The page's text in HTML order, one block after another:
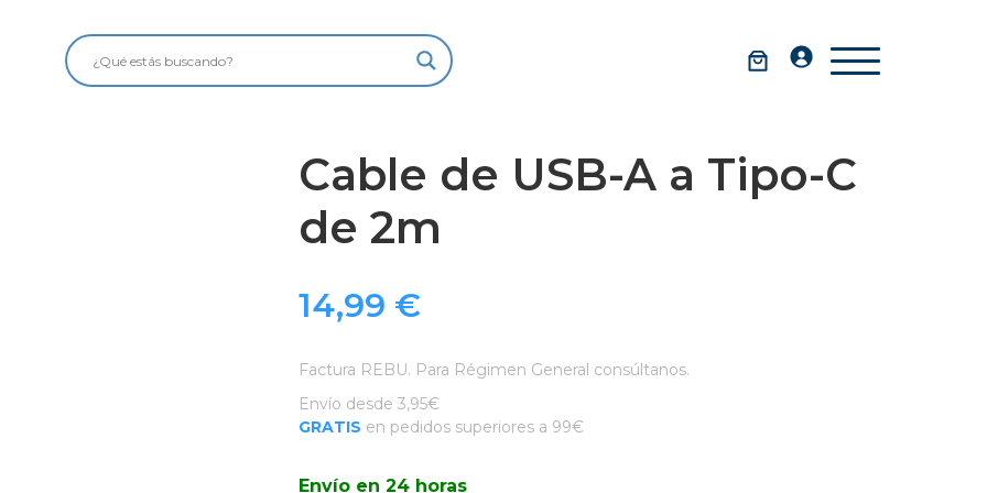
Cable de USB-A a Tipo-C
de 2m
14,99 €
Factura REBU. Para Régimen General consúltanos.
Envío desde 3,95€
GRATIS en pedidos superiores a 99€
Envío en 24 horas